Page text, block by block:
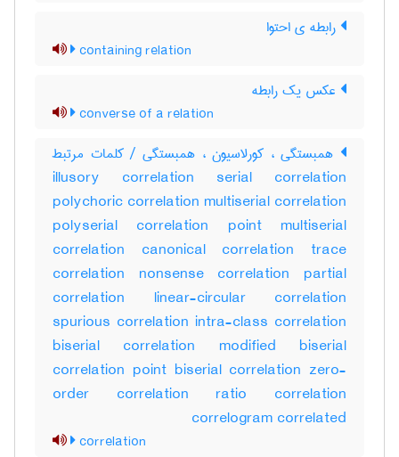
رابطه ی احتوا
containing relation
عکس یک رابطه
converse of a relation
همبستگی ، کورلاسیون ، همبستگی / کلمات مرتبط
illusory correlation serial correlation
polychoric correlation multiserial correlation
polyserial correlation point multiserial
correlation canonical correlation trace
correlation nonsense correlation partial
correlation linear-circular correlation
spurious correlation intra-class correlation
biserial correlation modified biserial
correlation point biserial correlation zero-
order correlation ratio correlation
correlogram correlated
correlation